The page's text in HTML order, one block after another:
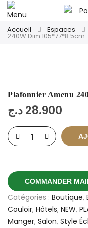
Accueil Espaces
240W Dim 105*77*8.5cm
Plafonnier Amenu
28.900د.ج
COMMANDER
Catégories : Boutique,
Couloir, Hôtels, NEW,
Manger, Salon, Style